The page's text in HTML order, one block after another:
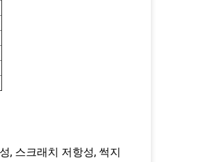
, 스크래치 저항성, 썩지